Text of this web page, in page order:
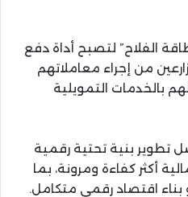
الفلاح” لتصبح أداة دفع
من إجراء معاملاتهم
بالخدمات التمويلية
بنية تحتية رقمية
أكثر كفاءة ومرونة، بما
اقتصاد رقمي متكامل.